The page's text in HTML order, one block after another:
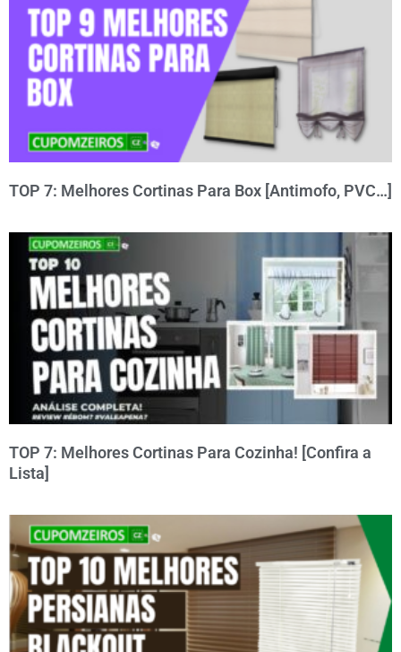
TOP 7: Melhores Cortinas Para Box [Antimofo, PVC…]
TOP 7: Melhores Cortinas Para Cozinha! [Confira a
Lista]